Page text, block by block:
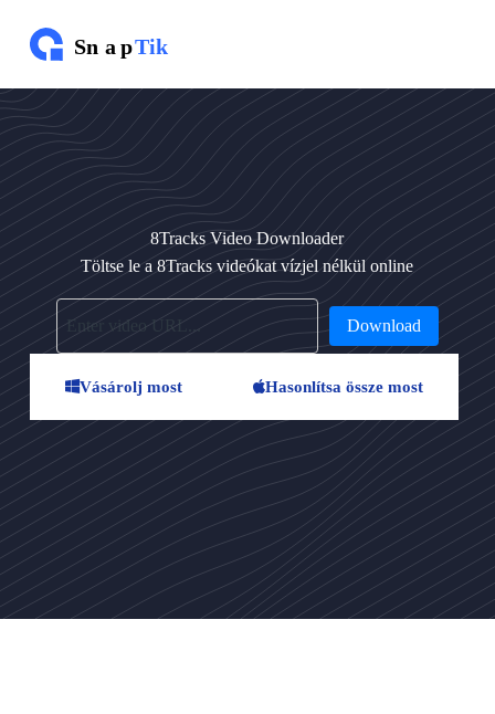
g
s
a
t
t
a
l
o
m
r
a
8Tracks Video Downloader
Töltse le a 8Tracks videókat vízjel nélkül online
Download
Vásárolj most Hasonlítsa össze most